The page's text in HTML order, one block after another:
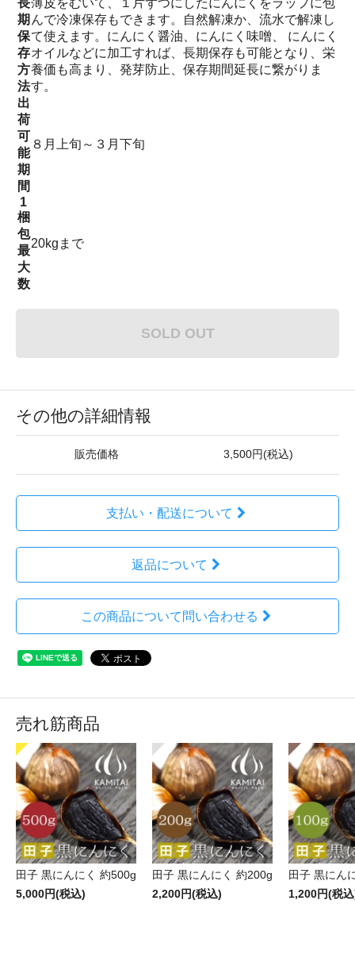
長
期
保
存
方
法
薄皮をむいて、１片ずつにしたにんにくをラップに包
んで冷凍保存もできます。自然解凍か、流水で解凍し
て使えます。にんにく醤油、にんにく味噌、 にんにく
オイルなどに加工すれば、長期保存も可能となり、栄
養価も高まり、発芽防止、保存期間延長に繋がりま
す。
出
荷
可
能
期
間
８月上旬～３月下旬
1
梱
包
最
大
数
20kgまで
SOLD OUT
その他の詳細情報
販売価格 3,500円(税込)
支払い・配送について
返品について
この商品について問い合わせる
売れ筋商品
田子 黒にんにく 約500g
5,000円(税込)
田子 黒にんにく 約200g
2,200円(税込)
田子 黒にん
1,200円(税